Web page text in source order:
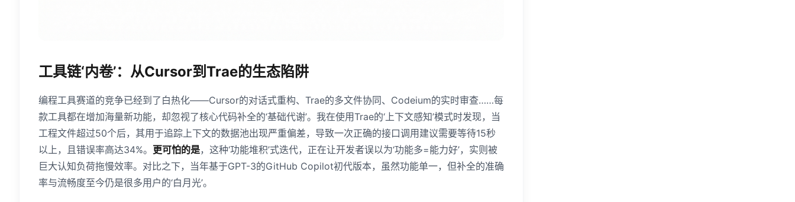
工具链‘内卷’：从Cursor到Trae的生态陷阱
编程工具赛道的竞争已经到了白热化——Cursor的对话式重构、Trae的多文件协同、Codeium的实时审查……每
款工具都在增加海量新功能，却忽视了核心代码补全的‘基础代谢’。我在使用Trae的‘上下文感知’模式时发现，当
工程文件超过50个后，其用于追踪上下文的数据池出现严重偏差，导致一次正确的接口调用建议需要等待15秒
以上，且错误率高达34%。 更可怕的是，这种‘功能堆积’式迭代，正在让开发者误以为‘功能多=能力好’，实则被
巨大认知负荷拖慢效率。对比之下，当年基于GPT-3的GitHub Copilot初代版本，虽然功能单一，但补全的准确
率与流畅度至今仍是很多用户的‘白月光’。